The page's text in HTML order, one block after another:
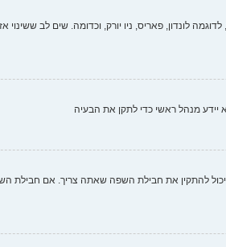
לונדון, פאריס, ניו יורק, וכדומה. שים לב ששינוי
יידע מנהל ראשי כדי לתקן את הבעיה
את חבילת השפה שאתה צריך. אם חבילת השפה